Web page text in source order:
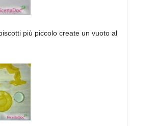
più piccolo create un vuoto al